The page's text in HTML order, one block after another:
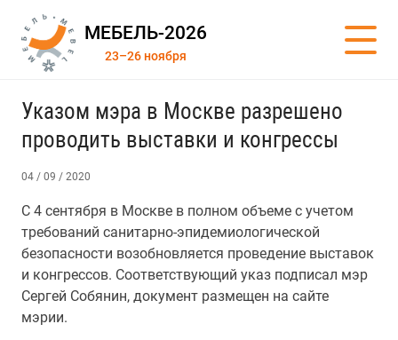
МЕБЕЛЬ-2026
23–26 ноября
Указом мэра в Москве разрешено
проводить выставки и конгрессы
04 / 09 / 2020
С 4 сентября в Москве в полном объеме с учетом
требований санитарно-эпидемиологической
безопасности возобновляется проведение выставок
и конгрессов. Соответствующий указ подписал мэр
Сергей Собянин, документ размещен на сайте
мэрии.